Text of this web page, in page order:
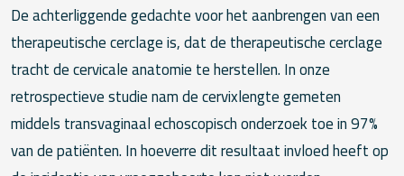
De achterliggende gedachte voor het aanbrengen van een
therapeutische cerclage is, dat de therapeutische cerclage
tracht de cervicale anatomie te herstellen. In onze
retrospectieve studie nam de cervixlengte gemeten
middels transvaginaal echoscopisch onderzoek toe in 97%
van de patiënten. In hoeverre dit resultaat invloed heeft op